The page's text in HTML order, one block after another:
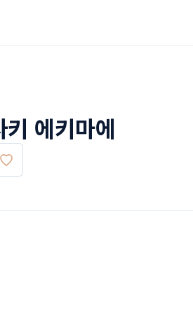
에키마에